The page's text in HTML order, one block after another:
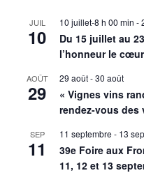
JUIL
10
10 juillet-8 h 00 min -
Du 15 juillet au
l’honneur le
AOÛT
29
29 août-30 août
« Vignes vins
rendez-vous
SEP
11
11 septembre - 13
39e Foire aux
11, 12 et 13